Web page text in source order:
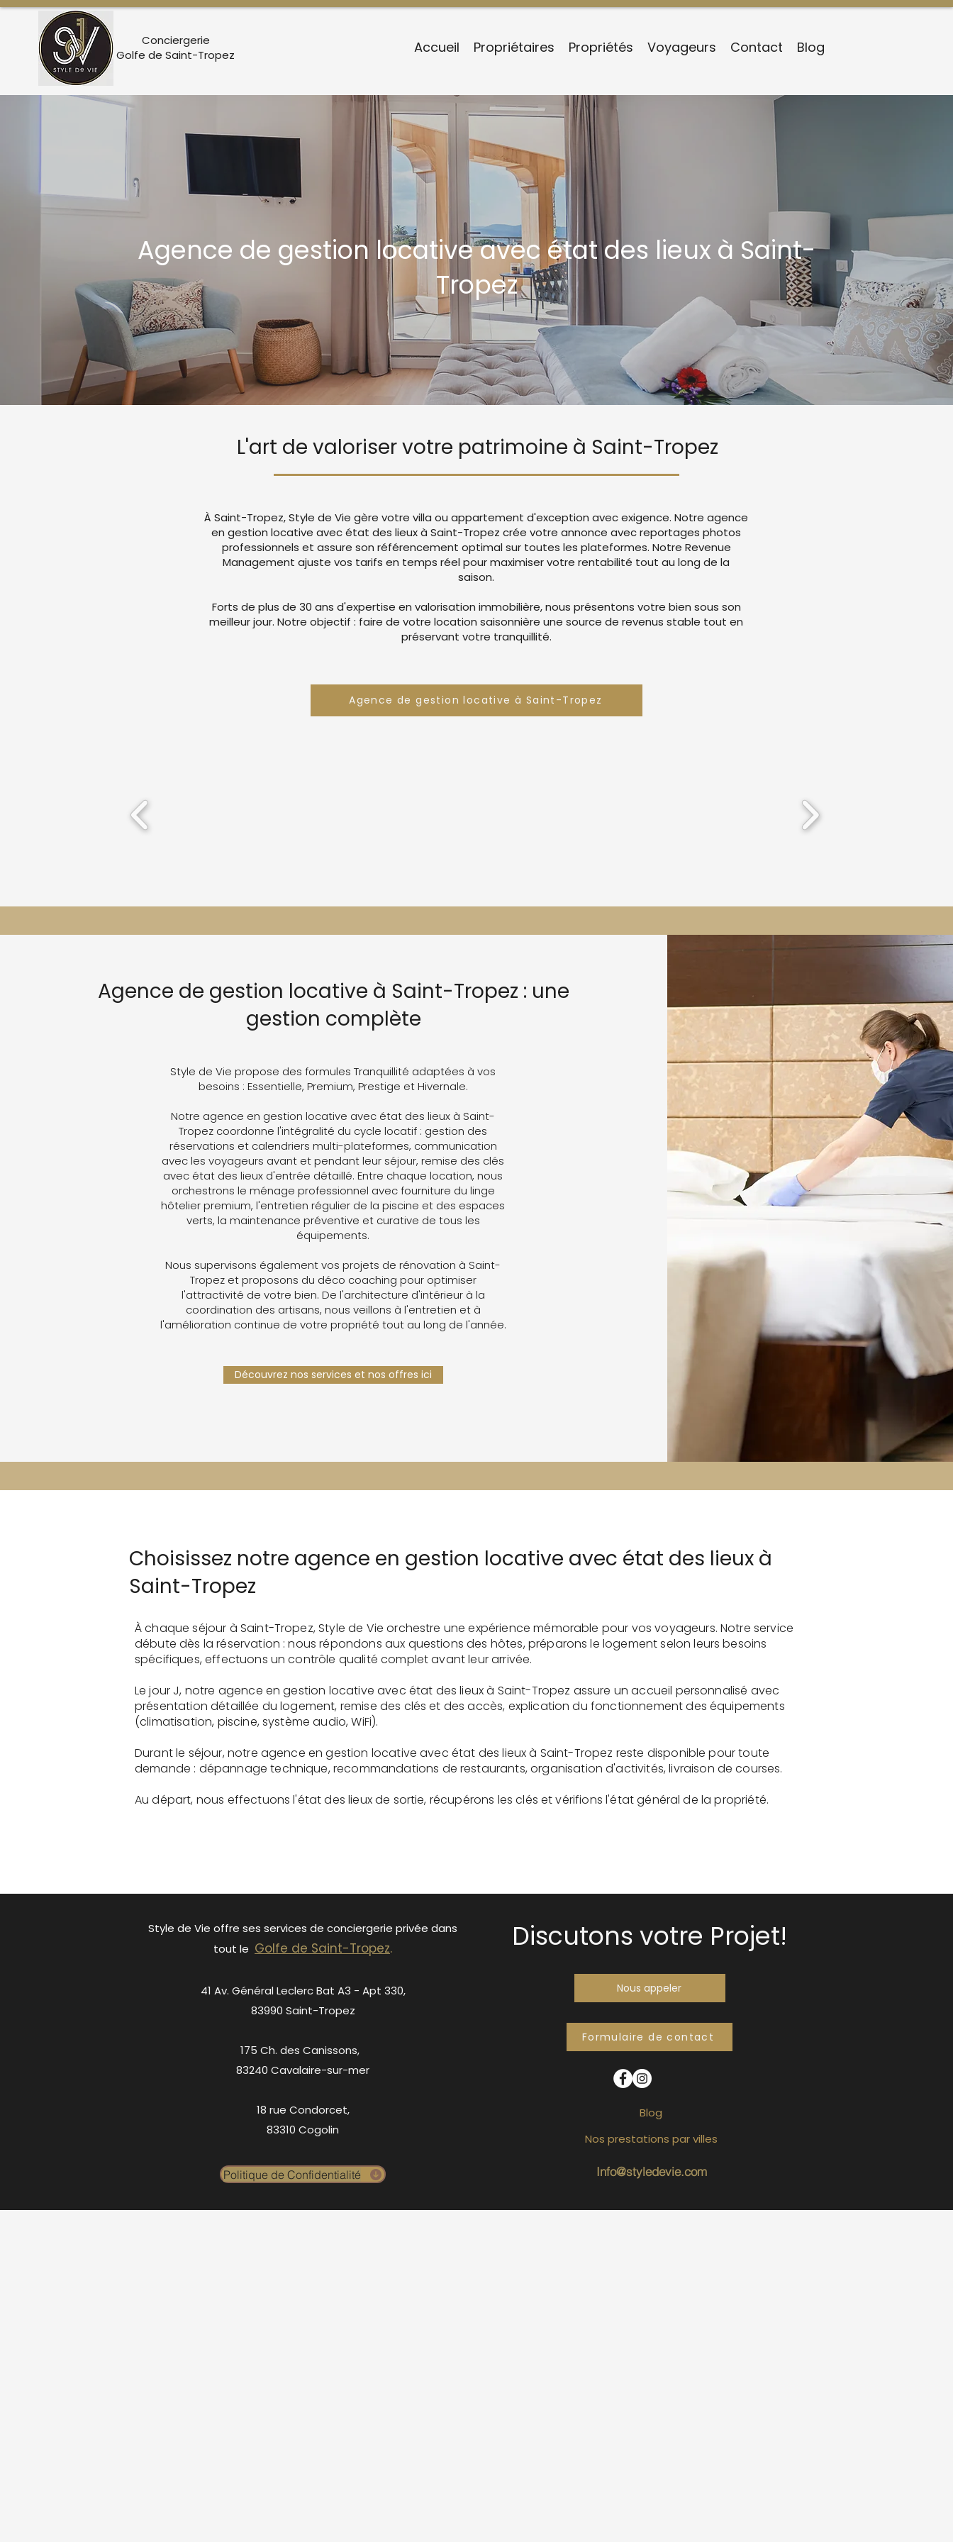
Conciergerie
Golfe de Saint-Tropez
Accueil Propriétaires Propriétés Voyageurs Contact Blog
Agence de gestion locative avec état des lieux à Saint-
Tropez
L'art de valoriser votre patrimoine à Saint-Tropez
À Saint-Tropez, Style de Vie gère votre villa ou appartement d'exception avec exigence. Notre agence
en gestion locative avec état des lieux à Saint-Tropez crée votre annonce avec reportages photos
professionnels et assure son référencement optimal sur toutes les plateformes. Notre Revenue
Management ajuste vos tarifs en temps réel pour maximiser votre rentabilité tout au long de la
saison.
Forts de plus de 30 ans d'expertise en valorisation immobilière, nous présentons votre bien sous son
meilleur jour. Notre objectif : faire de votre location saisonnière une source de revenus stable tout en
préservant votre tranquillité.
Agence de gestion locative à Saint-Tropez
Agence de gestion locative à Saint-Tropez : une
gestion complète
Style de Vie propose des formules Tranquillité adaptées à vos
besoins : Essentielle, Premium, Prestige et Hivernale.
Notre agence en gestion locative avec état des lieux à Saint-
Tropez coordonne l'intégralité du cycle locatif : gestion des
réservations et calendriers multi-plateformes, communication
avec les voyageurs avant et pendant leur séjour, remise des clés
avec état des lieux d'entrée détaillé. Entre chaque location, nous
orchestrons le ménage professionnel avec fourniture du linge
hôtelier premium, l'entretien régulier de la piscine et des espaces
verts, la maintenance préventive et curative de tous les
équipements.
Nous supervisons également vos projets de rénovation à Saint-
Tropez et proposons du déco coaching pour optimiser
l'attractivité de votre bien. De l'architecture d'intérieur à la
coordination des artisans, nous veillons à l'entretien et à
l'amélioration continue de votre propriété tout au long de l'année.
Découvrez nos services et nos offres ici
Choisissez notre agence en gestion locative avec état des lieux à
Saint-Tropez
À chaque séjour à Saint-Tropez, Style de Vie orchestre une expérience mémorable pour vos voyageurs. Notre service
débute dès la réservation : nous répondons aux questions des hôtes, préparons le logement selon leurs besoins
spécifiques, effectuons un contrôle qualité complet avant leur arrivée.
Le jour J, notre agence en gestion locative avec état des lieux à Saint-Tropez assure un accueil personnalisé avec
présentation détaillée du logement, remise des clés et des accès, explication du fonctionnement des équipements
(climatisation, piscine, système audio, WiFi).
Durant le séjour, notre agence en gestion locative avec état des lieux à Saint-Tropez reste disponible pour toute
demande : dépannage technique, recommandations de restaurants, organisation d'activités, livraison de courses.
Au départ, nous effectuons l'état des lieux de sortie, récupérons les clés et vérifions l'état général de la propriété.
Style de Vie offre ses services de conciergerie privée dans
tout le Golfe de Saint-Tropez.
41 Av. Général Leclerc Bat A3 - Apt 330,
83990 Saint-Tropez
175 Ch. des Canissons,
83240 Cavalaire-sur-mer
18 rue Condorcet,
83310 Cogolin
Politique de Confidentialité
Discutons votre Projet!
Nous appeler
Formulaire de contact
Blog
Info@styledevie.com
Nos prestations par villes